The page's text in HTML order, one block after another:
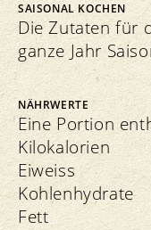
SAISONAL KOCHEN
Die Zutaten für
ganze Jahr
NÄHRWERTE
Eine Portion
Kilokalorien
Eiweiss
Kohlenhydrate
Fett